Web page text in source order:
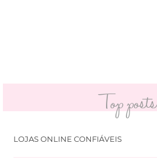
Top posts
LOJAS ONLINE CONFIÁVEIS